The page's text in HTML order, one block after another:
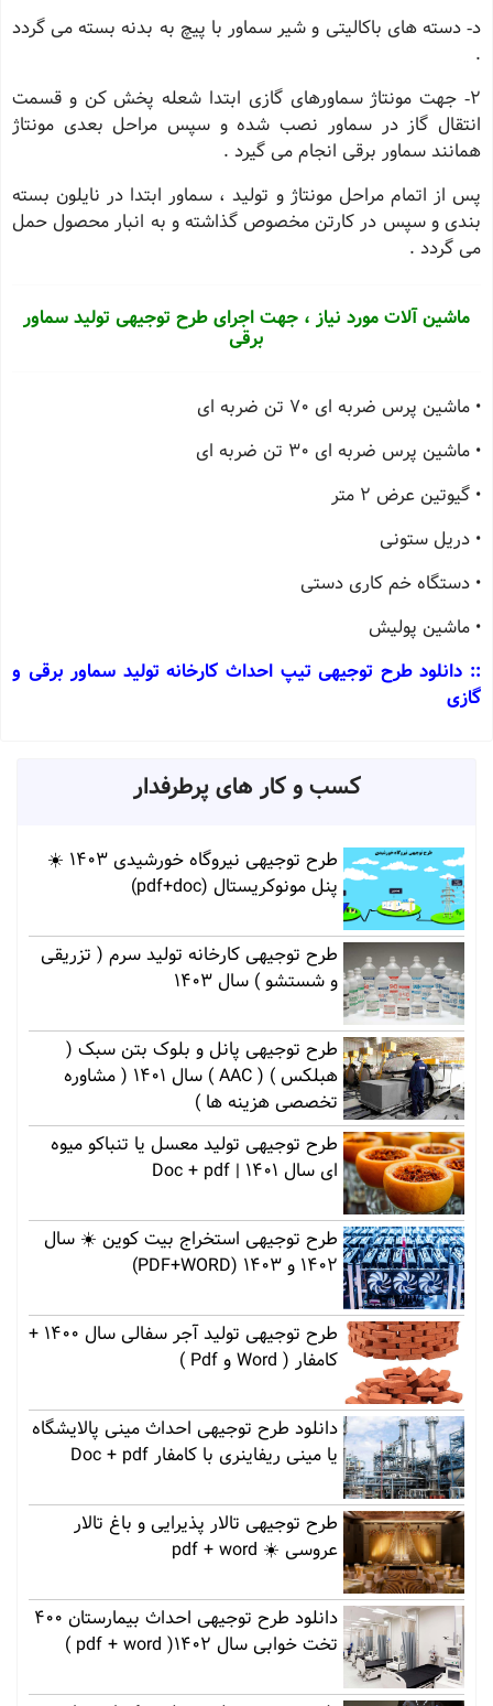
د‐ دسته های باکالیتی و شیر سماور با پیچ به بدنه بسته می گردد
.
2‐ جهت مونتاژ سماورهای گازی ابتدا شعله پخش كن و قسمت
انتقال گاز در سماور نصب شده و سپس مراحل بعدی مونتاژ
همانند سماور برقی انجام می گیرد .
پس از اتمام مراحل مونتاژ و تولید ، سماور ابتدا در نایلون بسته
بندی و سپس در کارتن مخصوص گذاشته و به انبار محصول حمل
می گردد .
ماشین آلات مورد نیاز ، جهت اجرای طرح توجیهی تولید سماور
برقی
• ماشین پرس ضربه ای ٧٠ تن ضربه ای
• ماشین پرس ضربه ای ٣٠ تن ضربه ای
• گیوتین عرض ٢ متر
• دریل ستونی
• دستگاه خم كاری دستی
• ماشین پولیش
:: دانلود طرح توجیهی تیپ احداث کارخانه تولید سماور برقی و
گازی
کسب و کار های پرطرفدار
طرح توجیهی نیروگاه خورشیدی 1403 ☀️
پنل مونوکریستال (pdf+doc)
طرح توجیهی کارخانه تولید سرم ( تزریقی
و شستشو ) سال 1403
طرح توجیهی پانل و بلوک بتن سبک (
هبلکس ) ( AAC ) سال 1401 ( مشاوره
تخصصی هزینه ها )
طرح توجیهی تولید معسل یا تنباکو میوه
ای سال 1401 | Doc + pdf
طرح توجیهی استخراج بیت کوین ☀️ سال
1402 و 1403 (PDF+WORD)
طرح توجیهی تولید آجر سفالی سال 1400 +
کامفار ( Word و Pdf )
دانلود طرح توجیهی احداث مینی پالایشگاه
یا مینی ریفاینری با کامفار Doc + pdf
طرح توجیهی تالار پذیرایی و باغ تالار
عروسی ☀️ pdf + word
دانلود طرح توجیهی احداث بیمارستان 400
تخت خوابی سال 1402( pdf + word )